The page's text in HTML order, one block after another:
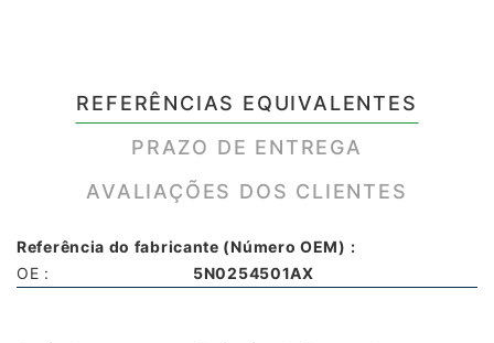
REFERÊNCIAS EQUIVALENTES
PRAZO DE ENTREGA
AVALIAÇÕES DOS CLIENTES
Referência do fabricante (Número OEM) :
OE :
5N0254501AX